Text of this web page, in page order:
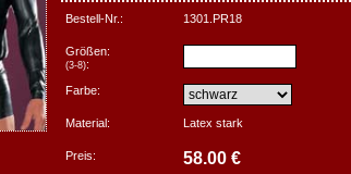
Bestell-Nr.: 1301.PR18
Größen:
(3-8):
Farbe:
Material: Latex stark
Preis: 58.00 €